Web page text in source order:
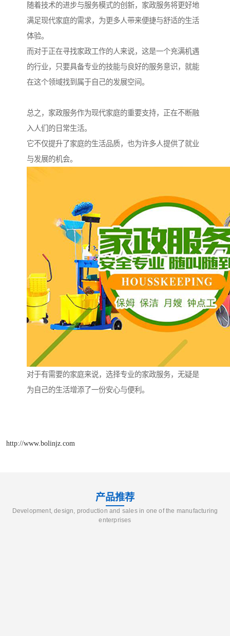
随着技术的进步与服务模式的创新，家政服务将更好地
满足现代家庭的需求，为更多人带来便捷与舒适的生活
体验。
而对于正在寻找家政工作的人来说，这是一个充满机遇
的行业，只要具备专业的技能与良好的服务意识，就能
在这个领域找到属于自己的发展空间。
总之，家政服务作为现代家庭的重要支持，正在不断融
入人们的日常生活。
它不仅提升了家庭的生活品质，也为许多人提供了就业
与发展的机会。
对于有需要的家庭来说，选择专业的家政服务，无疑是
为自己的生活增添了一份安心与便利。
http://www.bolinjz.com
产品推荐
Development, design, production and sales in one of the manufacturing
enterprises